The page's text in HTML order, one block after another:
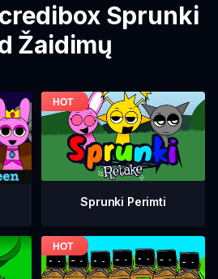
Sprunki
Žaidimų
Sprunki Perimti